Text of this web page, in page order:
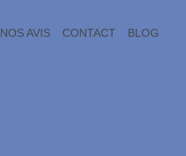
NOS AVIS CONTACT BLOG